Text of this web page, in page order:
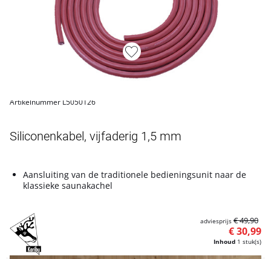
Artikelnummer L5050126
Siliconenkabel, vijfaderig 1,5 mm
Aansluiting van de traditionele bedieningsunit naar de
klassieke saunakachel
Inhoud 1 stuk(s)
€ 30,99
adviesprijs € 49,90